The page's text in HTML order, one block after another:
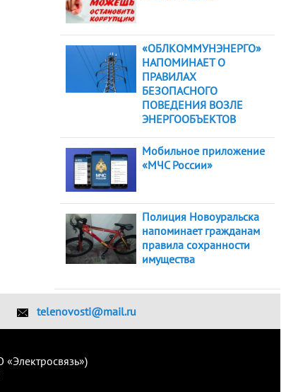
«ОБЛКОММУНЭНЕРГО»
НАПОМИНАЕТ О
ПРАВИЛАХ
БЕЗОПАСНОГО
ПОВЕДЕНИЯ ВОЗЛЕ
ЭНЕРГООБЪЕКТОВ
Мобильное приложение
«МЧС России»
Полиция Новоуральска
напоминает гражданам
правила сохранности
имущества
telenovosti@mail.ru